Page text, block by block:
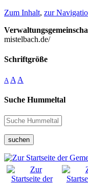
Zum Inhalt, zur
mistelbach.de/
Schriftgröße
A A A
Suche Hummeltal
suchen